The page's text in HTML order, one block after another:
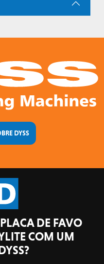
DYSS
DE FAVO
COM UM